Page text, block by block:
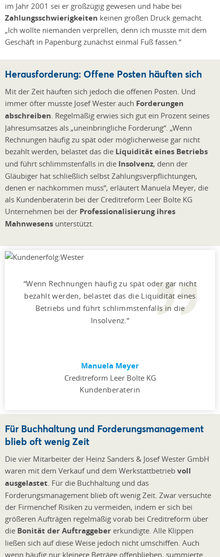
im Jahr 2001 sei er großzügig gewesen und habe bei
Zahlungsschwierigkeiten keinen großen Druck gemacht.
„Ich wollte niemanden verprellen, denn ich musste mit dem
Geschäft in Papenburg zunächst einmal Fuß fassen.“
Herausforderung: Offene Posten häuften sich
Mit der Zeit häuften sich jedoch die offenen Posten. Und
immer öfter musste Josef Wester auch Forderungen
abschreiben . Regelmäßig erwies sich gut ein Prozent seines
Jahresumsatzes als „uneinbringliche Forderung“. „Wenn
Rechnungen häufig zu spät oder möglicherweise gar nicht
bezahlt werden, belastet das die Liquidität eines Betriebs
und führt schlimmstenfalls in die Insolvenz, denn der
Gläubiger hat schließlich selbst Zahlungsverpflichtungen,
denen er nachkommen muss“, erläutert Manuela Meyer, die
als Kundenberaterin bei der Creditreform Leer Bolte KG
Unternehmen bei der Professionalisierung ihres
Mahnwesens unterstützt.
Wenn Rechnungen häufig zu spät oder gar nicht
bezahlt werden, belastet das die Liquidität eines
Betriebs und führt schlimmstenfalls in die
Insolvenz.
Manuela Meyer
Creditreform Leer Bolte KG
Kundenberaterin
Für Buchhaltung und Forderungsmanagement
blieb oft wenig Zeit
Die vier Mitarbeiter der Heinz Sanders & Josef Wester GmbH
waren mit dem Verkauf und dem Werkstattbetrieb voll
ausgelastet . Für die Buchhaltung und das
Forderungsmanagement blieb oft wenig Zeit. Zwar versuchte
der Firmenchef Risiken zu vermeiden, indem er sich bei
größeren Aufträgen regelmäßig vorab bei Creditreform über
die Bonität der Auftraggeber erkundigte. Alle Klippen
ließen sich auf diese Weise jedoch nicht umschiffen. Auch
wenn häufig nur kleinere Beträge offenblieben, summierte